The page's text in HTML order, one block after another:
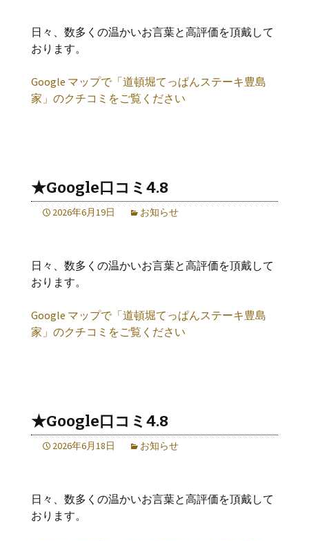
日々、数多くの温かいお言葉と高評価を頂戴して
おります。
Google マップで「道頓堀てっぱんステーキ豊島
家」のクチコミをご覧ください
★Google口コミ4.8
2026年6月19日 お知らせ
日々、数多くの温かいお言葉と高評価を頂戴して
おります。
Google マップで「道頓堀てっぱんステーキ豊島
家」のクチコミをご覧ください
★Google口コミ4.8
2026年6月18日 お知らせ
日々、数多くの温かいお言葉と高評価を頂戴して
おります。